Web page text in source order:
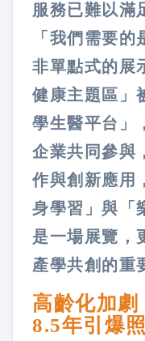
服務已難以滿
「我們需要
非單點式的展
健康主題區」
學生醫平台」
企業共同參與
作與創新應用
身學習」與「
是一場展覽，
產學共創的重
高齡化加
8.5年引爆